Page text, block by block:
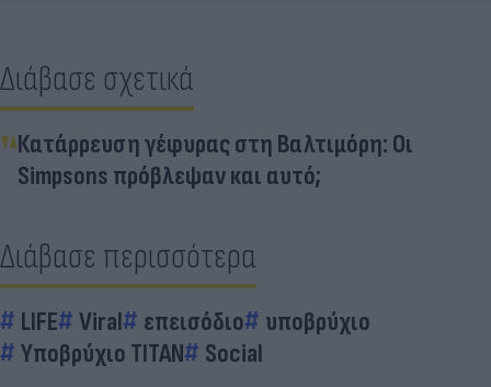
Διάβασε σχετικά
Κατάρρευση γέφυρας στη Βαλτιμόρη: Οι
Simpsons πρόβλεψαν και αυτό;
Διάβασε περισσότερα
LIFE Viral επεισόδιο
υποβρύχιο
Υποβρύχιο ΤΙΤΑΝ
Social